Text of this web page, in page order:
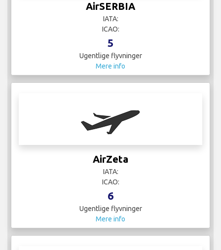
AirSERBIA
IATA:
ICAO:
5
Ugentlige flyvninger
Mere info
AirZeta
IATA:
ICAO:
6
Ugentlige flyvninger
Mere info